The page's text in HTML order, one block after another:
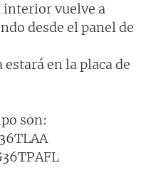
vuelve a
desde el panel de
en la placa de
son: